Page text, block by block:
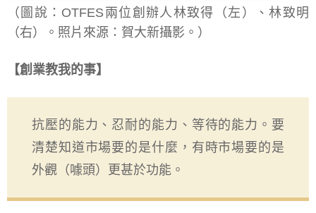
（圖說：OTFES兩位創辦人林致得（左）、林致明
（右）。照片來源：賀大新攝影。）
【創業教我的事】
抗壓的能力、忍耐的能力、等待的能力。要
清楚知道市場要的是什麼，有時市場要的是
外觀（噱頭）更甚於功能。